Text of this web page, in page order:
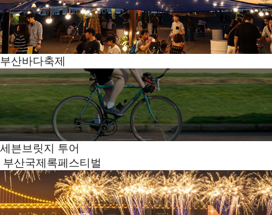
부산바다축제
세븐브릿지 투어
부산국제록페스티벌